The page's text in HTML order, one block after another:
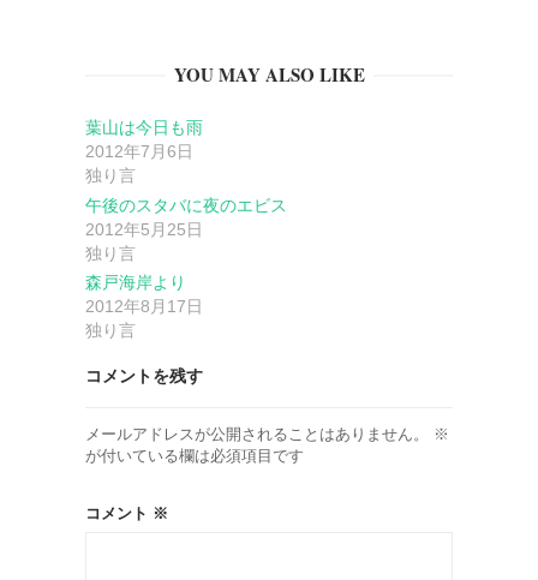
ョ
ン
YOU MAY ALSO LIKE
葉山は今日も雨
2012年7月6日
独り言
午後のスタバに夜のエビス
2012年5月25日
独り言
森戸海岸より
2012年8月17日
独り言
コメントを残す
メールアドレスが公開されることはありません。
※
が付いている欄は必須項目です
コメント ※